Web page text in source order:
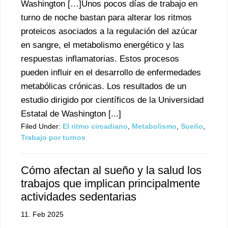
Washington […]Unos pocos días de trabajo en
turno de noche bastan para alterar los ritmos
proteicos asociados a la regulación del azúcar
en sangre, el metabolismo energético y las
respuestas inflamatorias. Estos procesos
pueden influir en el desarrollo de enfermedades
metabólicas crónicas. Los resultados de un
estudio dirigido por científicos de la Universidad
Estatal de Washington [...]
Filed Under: El ritmo circadiano Metabolismo Sueño
Trabajo por turnos
Cómo afectan al sueño y la salud los
trabajos que implican principalmente
actividades sedentarias
11. Feb 2025